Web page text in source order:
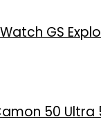
GS
50 Ultra